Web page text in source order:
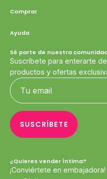
Comprar
Ayuda
Sé parte de nuestra
Suscríbete para enterarte
productos y ofertas
SUSCRÍBETE
¿Quieres vender Íntima?
¡Conviértete en